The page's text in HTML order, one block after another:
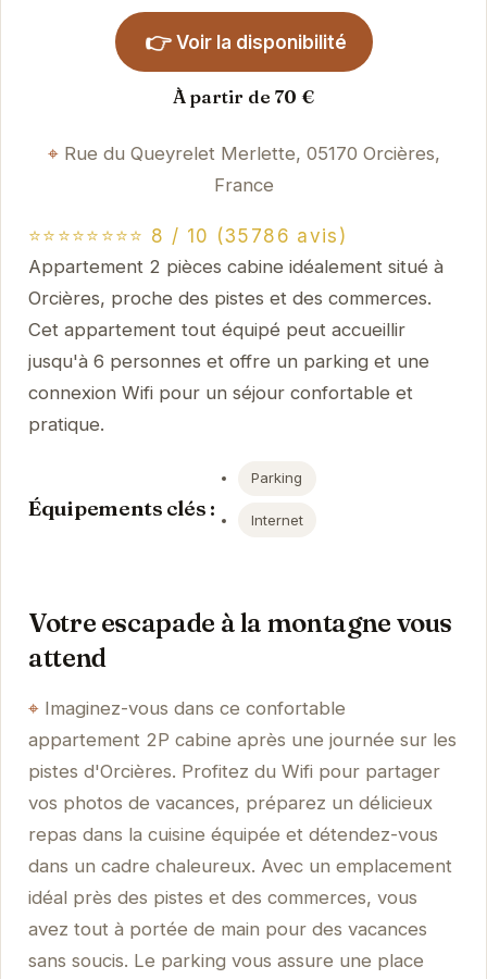
👉 Voir la disponibilité
À partir de 70 €
Rue du Queyrelet Merlette, 05170 Orcières,
France
⭐⭐⭐⭐⭐⭐⭐⭐ 8 / 10 (35786 avis)
Appartement 2 pièces cabine idéalement situé à
Orcières, proche des pistes et des commerces.
Cet appartement tout équipé peut accueillir
jusqu'à 6 personnes et offre un parking et une
connexion Wifi pour un séjour confortable et
pratique.
Équipements clés :
Parking
Internet
Votre escapade à la montagne vous
attend
Imaginez-vous dans ce confortable
appartement 2P cabine après une journée sur les
pistes d'Orcières. Profitez du Wifi pour partager
vos photos de vacances, préparez un délicieux
repas dans la cuisine équipée et détendez-vous
dans un cadre chaleureux. Avec un emplacement
idéal près des pistes et des commerces, vous
avez tout à portée de main pour des vacances
sans soucis. Le parking vous assure une place